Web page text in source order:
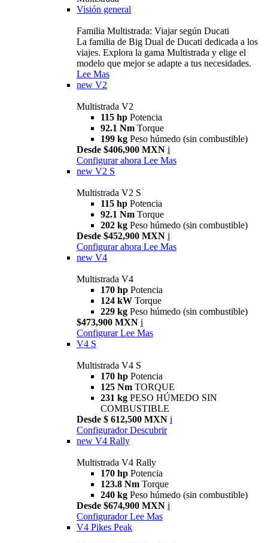
Visión general
Familia Multistrada: Viajar según Ducati
La familia de Big Dual de Ducati dedicada a los
viajes. Explora la gama Multistrada y elige el
modelo que mejor se adapte a tus necesidades.
Lee Mas
new V2
Multistrada V2
115 hp Potencia
92.1 Nm Torque
199 kg Peso húmedo (sin combustible)
Desde $406,900 MXN i
Configurar ahora Lee Mas
new V2 S
Multistrada V2 S
115 hp Potencia
92.1 Nm Torque
202 kg Peso húmedo (sin combustible)
Desde $452,900 MXN i
Configurar ahora Lee Mas
new V4
Multistrada V4
170 hp Potencia
124 kW Torque
229 kg Peso húmedo (sin combustible)
$473,900 MXN i
Configurar Lee Mas
V4 S
Multistrada V4 S
170 hp Potencia
125 Nm TORQUE
231 kg PESO HÚMEDO SIN
COMBUSTIBLE
Desde $ 612,500 MXN i
Configurador Descubrir
new V4 Rally
Multistrada V4 Rally
170 hp Potencia
123.8 Nm Torque
240 kg Peso húmedo (sin combustible)
Desde $674,900 MXN i
Configurador Lee Mas
V4 Pikes Peak